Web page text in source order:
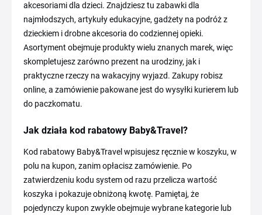
akcesoriami dla dzieci. Znajdziesz tu zabawki dla
najmłodszych, artykuły edukacyjne, gadżety na podróż z
dzieckiem i drobne akcesoria do codziennej opieki.
Asortyment obejmuje produkty wielu znanych marek, więc
skompletujesz zarówno prezent na urodziny, jak i
praktyczne rzeczy na wakacyjny wyjazd. Zakupy robisz
online, a zamówienie pakowane jest do wysyłki kurierem lub
do paczkomatu.
Jak działa kod rabatowy Baby&Travel?
Kod rabatowy Baby&Travel wpisujesz ręcznie w koszyku, w
polu na kupon, zanim opłacisz zamówienie. Po
zatwierdzeniu kodu system od razu przelicza wartość
koszyka i pokazuje obniżoną kwotę. Pamiętaj, że
pojedynczy kupon zwykle obejmuje wybrane kategorie lub